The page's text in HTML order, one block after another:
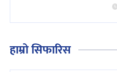
हाम्रो सिफारिस